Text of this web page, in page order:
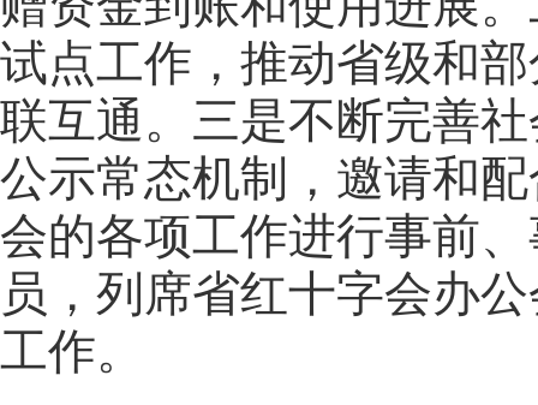
试点工作，推动省级和
联互通。三是不断完善
公示常态机制，邀请和
会的各项工作进行事前
员，列席省红十字会办
工作。